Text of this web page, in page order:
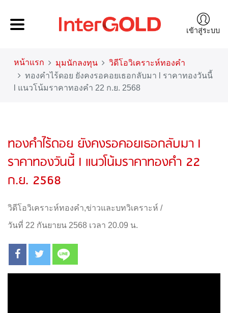
เข้าสู่ระบบ
หน้าแรก มุมนักลงทุน
วิดีโอวิเคราะห์ทองคำ
ทองคำไร้ดอย ยังคงรอคอยเธอกลับมา l ราคาทองวันนี้
l แนวโน้มราคาทองคำ 22 ก.ย. 2568
ทองคำไร้ดอย ยังคงรอคอยเธอกลับมา l
ราคาทองวันนี้ l แนวโน้มราคาทองคำ 22
ก.ย. 2568
วิดีโอวิเคราะห์ทองคำ,ข่าวและบทวิเคราะห์ /
วันที่ 22 กันยายน 2568 เวลา 20.09 น.